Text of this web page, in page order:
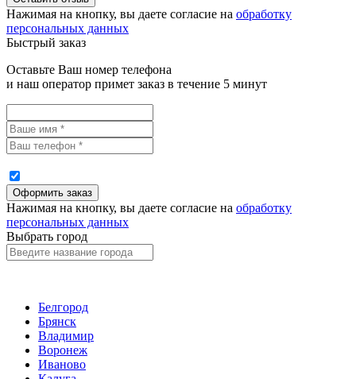
Нажимая на кнопку, вы даете согласие на обработку
персональных данных
Быстрый заказ
Оставьте Ваш номер телефона
и наш оператор примет заказ в течение 5 минут
Нажимая на кнопку, вы даете согласие на обработку
персональных данных
Выбрать город
Белгород
Брянск
Владимир
Воронеж
Иваново